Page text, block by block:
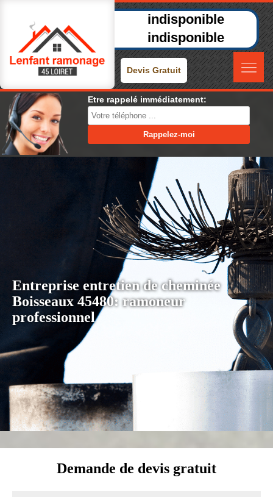
indisponible
indisponible
Devis Gratuit
Etre rappelé immédiatement:
Entreprise entretien de cheminée
Boisseaux 45480: ramoneur
professionnel
Demande de devis gratuit